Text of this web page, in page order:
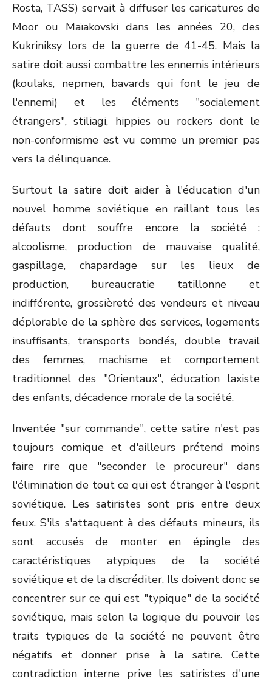
Rosta, TASS) servait à diffuser les caricatures de
Moor ou Maïakovski dans les années 20, des
Kukriniksy lors de la guerre de 41-45. Mais la
satire doit aussi combattre les ennemis intérieurs
(koulaks, nepmen, bavards qui font le jeu de
l'ennemi) et les éléments "socialement
étrangers", stiliagi, hippies ou rockers dont le
non-conformisme est vu comme un premier pas
vers la délinquance.
Surtout la satire doit aider à l'éducation d'un
nouvel homme soviétique en raillant tous les
défauts dont souffre encore la société :
alcoolisme, production de mauvaise qualité,
gaspillage, chapardage sur les lieux de
production, bureaucratie tatillonne et
indifférente, grossièreté des vendeurs et niveau
déplorable de la sphère des services, logements
insuffisants, transports bondés, double travail
des femmes, machisme et comportement
traditionnel des "Orientaux", éducation laxiste
des enfants, décadence morale de la société.
Inventée "sur commande", cette satire n'est pas
toujours comique et d'ailleurs prétend moins
faire rire que "seconder le procureur" dans
l'élimination de tout ce qui est étranger à l'esprit
soviétique. Les satiristes sont pris entre deux
feux. S'ils s'attaquent à des défauts mineurs, ils
sont accusés de monter en épingle des
caractéristiques atypiques de la société
soviétique et de la discréditer. Ils doivent donc se
concentrer sur ce qui est "typique" de la société
soviétique, mais selon la logique du pouvoir les
traits typiques de la société ne peuvent être
négatifs et donner prise à la satire. Cette
contradiction interne prive les satiristes d'une